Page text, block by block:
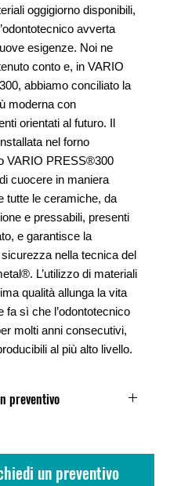
oggigiorno disponibili,
avverta
esigenze. Noi ne
conto e, in VARIO
abbiamo conciliato la
moderna con
orientati al futuro. Il
nel forno
VARIO PRESS®300
cuocere in maniera
tutte le ceramiche, da
e pressabili, presenti
e garantisce la
nella tecnica del
L’utilizzo di materiali
qualità allunga la vita
fa sì che l’odontotecnico
molti anni consecutivi,
al più alto livello.
preventivo
un preventivo